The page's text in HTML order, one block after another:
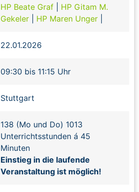
HP Beate Graf
HP Gitam M.
Gekeler
HP Maren Unger
22.01.2026
09:30 bis 11:15 Uhr
Stuttgart
138 (Mo und Do) 1013
Unterrichtsstunden á 45
Minuten
Einstieg in die laufende
Veranstaltung ist möglich!